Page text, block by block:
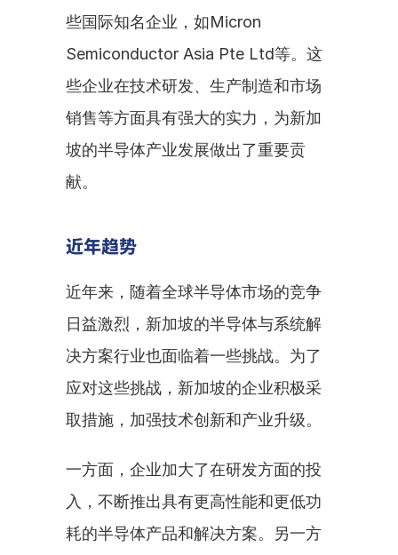
些国际知名企业，如Micron
Semiconductor Asia Pte Ltd等。这
些企业在技术研发、生产制造和市场
销售等方面具有强大的实力，为新加
坡的半导体产业发展做出了重要贡
献。
近年趋势
近年来，随着全球半导体市场的竞争
日益激烈，新加坡的半导体与系统解
决方案行业也面临着一些挑战。为了
应对这些挑战，新加坡的企业积极采
取措施，加强技术创新和产业升级。
一方面，企业加大了在研发方面的投
入，不断推出具有更高性能和更低功
耗的半导体产品和解决方案。另一方